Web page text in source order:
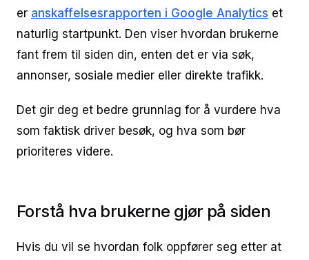
er anskaffelsesrapporten i Google Analytics et
naturlig startpunkt. Den viser hvordan brukerne
fant frem til siden din, enten det er via søk,
annonser, sosiale medier eller direkte trafikk.
Det gir deg et bedre grunnlag for å vurdere hva
som faktisk driver besøk, og hva som bør
prioriteres videre.
Forstå hva brukerne gjør på siden
Hvis du vil se hvordan folk oppfører seg etter at